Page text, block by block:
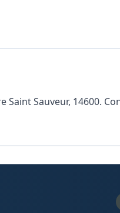
Saint Sauveur, 14600.